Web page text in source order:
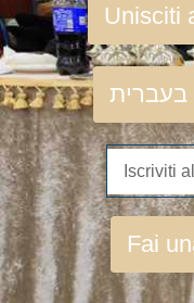
Unisciti
בעברית
Fai